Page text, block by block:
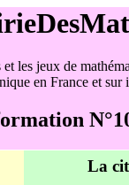
les jeux de
en France et sur
La